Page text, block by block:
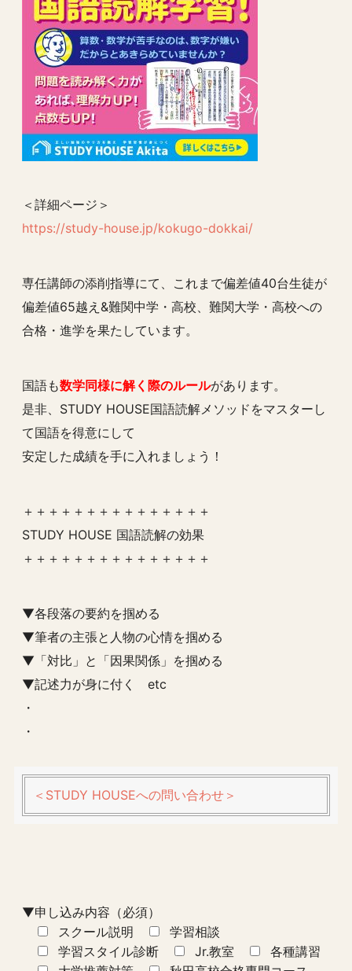
＜詳細ページ＞
https://study-house.jp/kokugo-dokkai/
専任講師の添削指導にて、これまで偏差値40台生徒が
偏差値65越え&難関中学・高校、難関大学・高校への
合格・進学を果たしています。
国語も数学同様に解く際のルールがあります。
是非、STUDY HOUSE国語読解メソッドをマスターし
て国語を得意にして
安定した成績を手に入れましょう！
＋＋＋＋＋＋＋＋＋＋＋＋＋＋＋
STUDY HOUSE 国語読解の効果
＋＋＋＋＋＋＋＋＋＋＋＋＋＋＋
▼各段落の要約を掴める
▼筆者の主張と人物の心情を掴める
▼「対比」と「因果関係」を掴める
▼記述力が身に付く etc
・
・
＜STUDY HOUSEへの問い合わせ＞
▼申し込み内容（必須）
スクール説明
学習相談
学習スタイル診断
Jr.教室
各種講習